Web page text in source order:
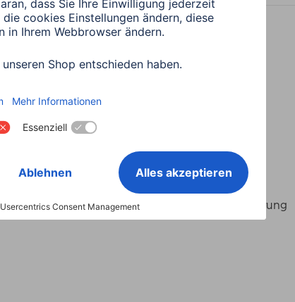
Land wählen
Konformitätserklärungen Barrierefreiheitserklärung